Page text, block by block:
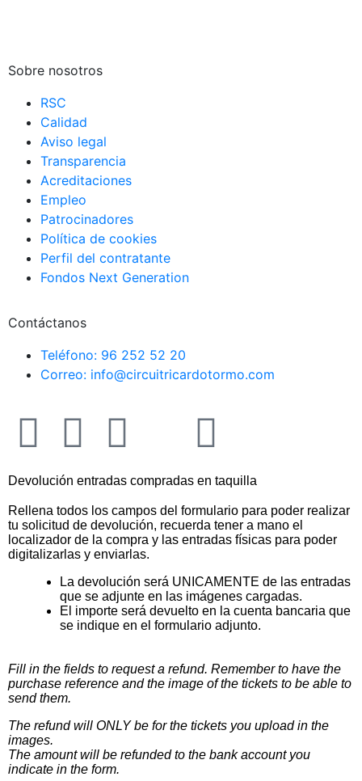
Sobre nosotros
RSC
Calidad
Aviso legal
Transparencia
Acreditaciones
Empleo
Patrocinadores
Política de cookies
Perfil del contratante
Fondos Next Generation
Contáctanos
Teléfono: 96 252 52 20
Correo: info@circuitricardotormo.com
Devolución entradas compradas en taquilla
Rellena todos los campos del formulario para poder realizar
tu solicitud de devolución, recuerda tener a mano el
localizador de la compra y las entradas físicas para poder
digitalizarlas y enviarlas.
La devolución será UNICAMENTE de las entradas
que se adjunte en las imágenes cargadas.
El importe será devuelto en la cuenta bancaria que
se indique en el formulario adjunto.
Fill in the fields to request a refund. Remember to have the
purchase reference and the image of the tickets to be able to
send them.
The refund will ONLY be for the tickets you upload in the
images.
The amount will be refunded to the bank account you
indicate in the form.